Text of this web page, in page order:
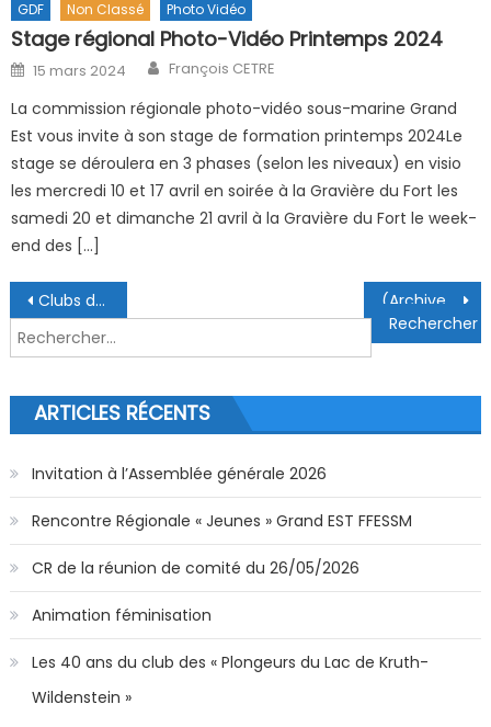
GDF Non Classé Photo Vidéo
Stage régional Photo-Vidéo Printemps 2024
Posted on
15 mars 2024 Author
François CETRE
La commission régionale photo-vidéo sous-marine Grand
Est vous invite à son stage de formation printemps 2024Le
stage se déroulera en 3 phases (selon les niveaux) en visio
les mercredi 10 et 17 avril en soirée à la Gravière du Fort les
samedi 20 et dimanche 21 avril à la Gravière du Fort le week-
end des […]
Navigation de l’article
Clubs du Bas-Rhin (Codep 67)
Rechercher :
ARTICLES RÉCENTS
Invitation à l’Assemblée générale 2026
Rencontre Régionale « Jeunes » Grand EST FFESSM
CR de la réunion de comité du 26/05/2026
Animation féminisation
Les 40 ans du club des « Plongeurs du Lac de Kruth-
Wildenstein »